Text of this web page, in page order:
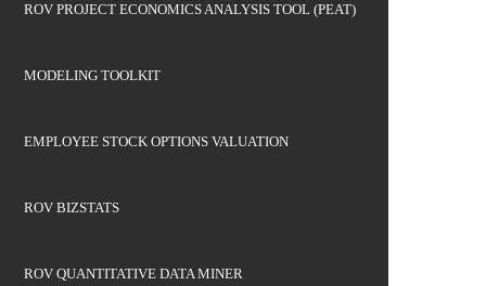
ROV PROJECT ECONOMICS ANALYSIS TOOL (PEAT)
MODELING TOOLKIT
EMPLOYEE STOCK OPTIONS VALUATION
ROV BIZSTATS
ROV QUANTITATIVE DATA MINER